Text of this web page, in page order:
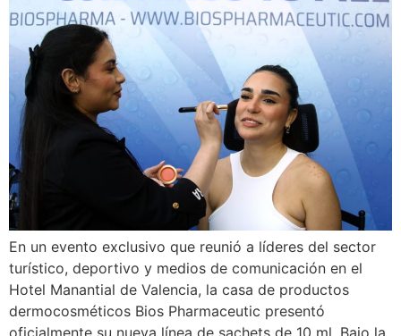
En un evento exclusivo que reunió a líderes del sector
turístico, deportivo y medios de comunicación en el
Hotel Manantial de Valencia, la casa de productos
dermocosméticos Bios Pharmaceutic presentó
oficialmente su nueva línea de sachets de 10 ml. Bajo la